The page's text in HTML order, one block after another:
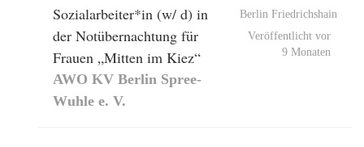
Sozialarbeiter*in (w/ d) in
der Notübernachtung für
Frauen „Mitten im Kiez“
AWO KV Berlin Spree-
Wuhle e. V.
Berlin Friedrichshain
Veröffentlicht vor
9 Monaten